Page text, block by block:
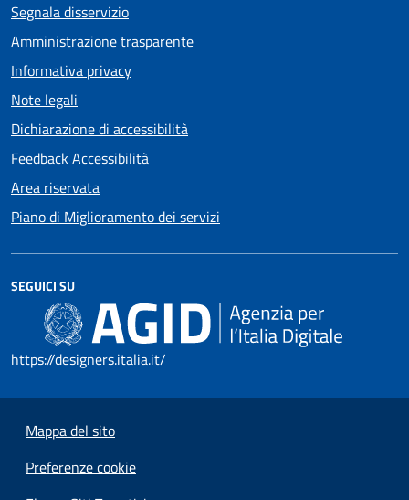
Segnala disservizio
Amministrazione trasparente
Informativa privacy
Note legali
Dichiarazione di accessibilità
Feedback Accessibilità
Area riservata
Piano di Miglioramento dei servizi
SEGUICI SU
https://designers.italia.it/
Mappa del sito
Preferenze cookie